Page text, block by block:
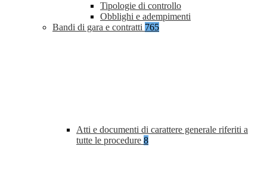
Tipologie di controllo
Obblighi e adempimenti
Bandi di gara e contratti 765
Atti e documenti di carattere generale riferiti a
tutte le procedure 8